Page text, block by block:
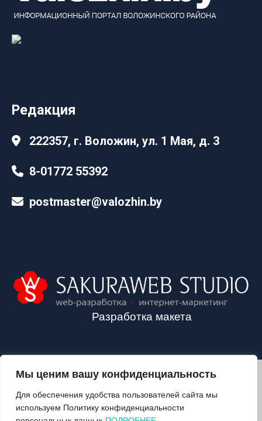
Мы ценим вашу конфиденциальность
Для обеспечения удобства пользователей сайта мы
используем Политику конфиденциальности
Редакция
222357, г. Воложин, ул. 1 Мая, д. 3
8-01772 55392
postmaster@valozhin.by
Разработка макета
2024©VALOZHIN.BY - НОВОСТИ ВОЛОЖИНСКОГО РАЙОНА